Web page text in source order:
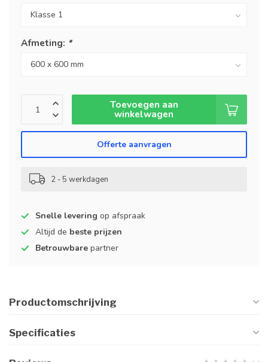
Afmeting: *
Toevoegen aan
winkelwagen
Offerte aanvragen
2 - 5 werkdagen
Snelle levering op afspraak
Altijd de beste prijzen
Betrouwbare partner
Productomschrijving
Specificaties